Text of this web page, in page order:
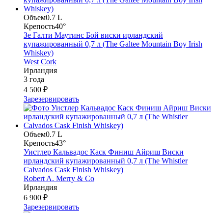
Объем0.7 L
Крепость40°
Зе Галти Маутинс Бой виски ирландский
купажированный 0,7 л (The Galtee Mountain Boy Irish
Whiskey)
West Cork
Ирландия
3 года
4 500 ₽
Зарезервировать
Объем0.7 L
Крепость43°
Уистлер Кальвадос Каск Финиш Айриш Виски
ирландский купажированный 0,7 л (The Whistler
Calvados Cask Finish Whiskey)
Robert A. Merry & Co
Ирландия
6 900 ₽
Зарезервировать